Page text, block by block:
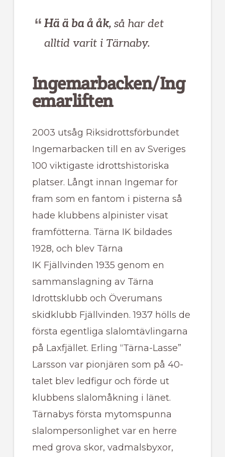
Hä ä ba å åk, så har det
alltid varit i Tärnaby.
Ingemarbacken/Ing
emarliften
2003 utsåg Riksidrottsförbundet
Ingemarbacken till en av Sveriges
100 viktigaste idrottshistoriska
platser. Långt innan Ingemar for
fram som en fantom i pisterna så
hade klubbens alpinister visat
framfötterna. Tärna IK bildades
1928, och blev Tärna
IK Fjällvinden 1935 genom en
sammanslagning av Tärna
Idrottsklubb och Överumans
skidklubb Fjällvinden. 1937 hölls de
första egentliga slalomtävlingarna
på Laxfjället. Erling “Tärna-Lasse”
Larsson var pionjären som på 40-
talet blev ledfigur och förde ut
klubbens slalomåkning i länet.
Tärnabys första mytomspunna
slalompersonlighet var en herre
med grova skor, vadmalsbyxor,